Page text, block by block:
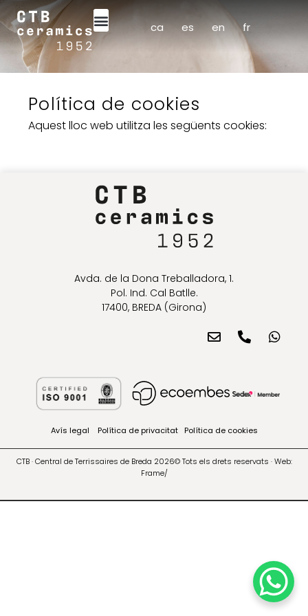
ca es en fr
Política de cookies
Aquest lloc web utilitza les següentscookies:
Avda. de la Dona Treballadora, 1.
Pol. Ind. Cal Batlle.
17400, BREDA (Girona)
Avís legal Política de privacitat Política de cookies
CTB · Central de Terrissaires de Breda 2026© Tots els drets reservats · Web:
Frame/